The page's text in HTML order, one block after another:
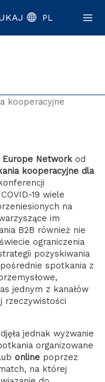
PL
kooperacyjne
Network od
kooperacyjne dla
19 wiele
na
im
B2B również nie
ograniczenia
pozyskiwania
spotkania z
jednym z kanałów
rzeczywistości
jednak wyzwanie
organizowane
online poprzez
na której